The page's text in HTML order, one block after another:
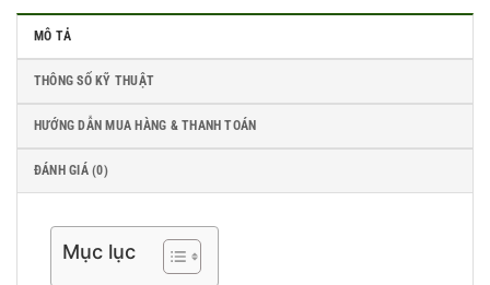
MÔ TẢ
THÔNG SỐ KỸ THUẬT
HƯỚNG DẪN MUA HÀNG & THANH TOÁN
ĐÁNH GIÁ (0)
Mục lục